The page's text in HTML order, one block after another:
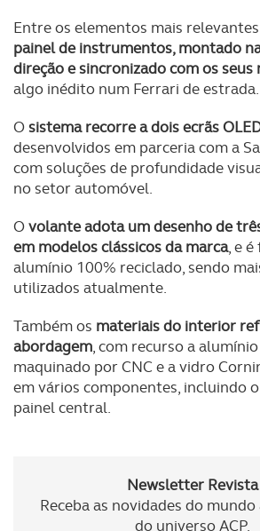
Entre os elementos mais
painel de instrumentos, montado
direção e sincronizado com os
algo inédito num Ferrari de estrada.
Osistema recorre a dois ecrãs
desenvolvidos em parceria com a
com soluções de profundidade
no setor automóvel.
Ovolante adota um desenho de
em modelos clássicos da marca, e
alumínio 100% reciclado, sendo
utilizados atualmente.
Também os materiais do interior
abordagem, com recurso a
maquinado por CNC e a vidro
em vários componentes, incluindo
painel central.
Newsletter Revista
Receba as novidades do
do universo ACP.